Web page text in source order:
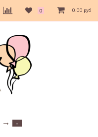
0 0.00 руб
-